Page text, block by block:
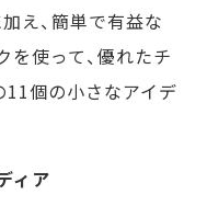
え、簡単で有益な
を使って、優れたチ
11個の小さなアイデ
ィア